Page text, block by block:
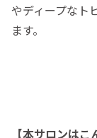
やディープなト
ます。
【本サロンはこ